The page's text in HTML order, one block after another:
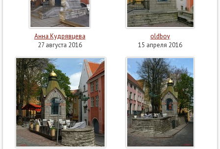
Анна Кудрявцева
27 августа 2016
oldboy
15 апреля 2016